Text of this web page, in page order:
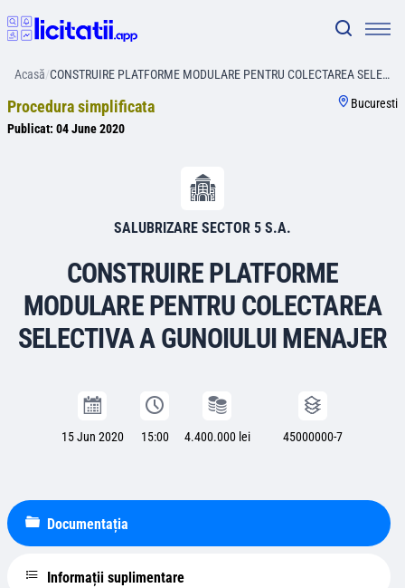
Acasă/CONSTRUIRE PLATFORME MODULARE PENTRU COLECTAREA SELE…
Procedura simplificata
Publicat: 04 June 2020
Bucuresti
SALUBRIZARE SECTOR 5 S.A.
CONSTRUIRE PLATFORME
MODULARE PENTRU COLECTAREA
SELECTIVA A GUNOIULUI MENAJER
15 Jun 2020 15:00 4.400.000 lei 45000000-7
Documentația
Informații suplimentare